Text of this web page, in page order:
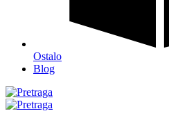
Ostalo
Blog